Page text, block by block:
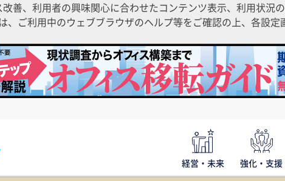
善、利用者の興味関心に合わせたコンテンツ表示、利用状況
ご利用中のウェブブラウザのヘルプ等をご確認の上、各設定
経営・未来 強化・支援